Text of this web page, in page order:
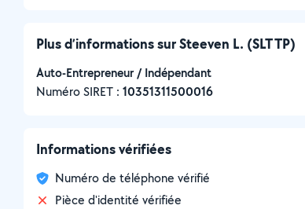
Plus d’informations sur Steeven L. (SLT TP)
Auto-Entrepreneur / Indépendant
Numéro SIRET : ‍10351311500016
Informations vérifiées
Numéro de téléphone vérifié
Pièce d'identité vérifiée